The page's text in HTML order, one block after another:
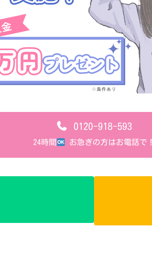
0120-918-593
24時間 お急ぎの方はお電話で！